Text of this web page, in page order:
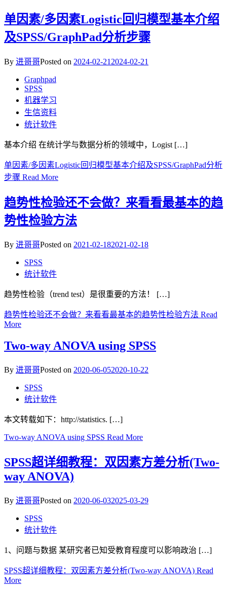
单因素/多因素Logistic回归模型基本介绍
及SPSS/GraphPad分析步骤
By 进哥哥Posted on 2024-02-21 2024-02-21
Graphpad
SPSS
机器学习
生信资料
统计软件
基本介绍 在统计学与数据分析的领域中，Logist […]
单因素/多因素Logistic回归模型基本介绍及SPSS/GraphPad分析
步骤 Read More
趋势性检验还不会做？来看看最基本的趋
势性检验方法
By 进哥哥Posted on 2021-02-182021-02-18
SPSS
统计软件
趋势性检验（trend test）是很重要的方法！ […]
趋势性检验还不会做？来看看最基本的趋势性检验方法 Read
More
Two-way ANOVA using SPSS
By 进哥哥Posted on 2020-06-052020-10-22
SPSS
统计软件
本文转载如下：http://statistics. […]
Two-way ANOVA using SPSS Read More
SPSS超详细教程：双因素方差分析(Two-
way ANOVA)
By 进哥哥Posted on 2020-06-032025-03-29
SPSS
统计软件
1、问题与数据 某研究者已知受教育程度可以影响政治 […]
SPSS超详细教程：双因素方差分析(Two-way ANOVA) Read
More